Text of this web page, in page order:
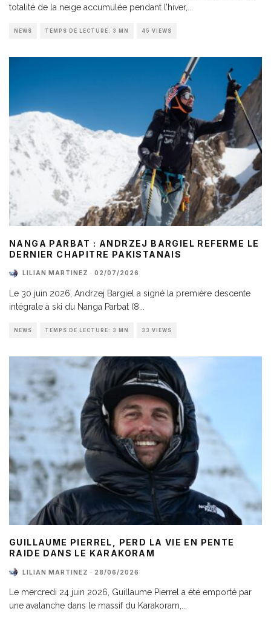
totalité de la neige accumulée pendant l’hiver,
NEWS TEMPS DE LECTURE: 3 MN 45 VIEWS
NANGA PARBAT : ANDRZEJ BARGIEL REFERME LE
DERNIER CHAPITRE PAKISTANAIS
LILIAN MARTINEZ · 02/07/2026
Le 30 juin 2026, Andrzej Bargiel a signé la première descente
intégrale à ski du Nanga Parbat (8
NEWS TEMPS DE LECTURE: 3 MN 33 VIEWS
GUILLAUME PIERREL, PERD LA VIE EN PENTE
RAIDE DANS LE KARAKORAM
LILIAN MARTINEZ · 28/06/2026
Le mercredi 24 juin 2026, Guillaume Pierrel a été emporté par
une avalanche dans le massif du Karakoram,...